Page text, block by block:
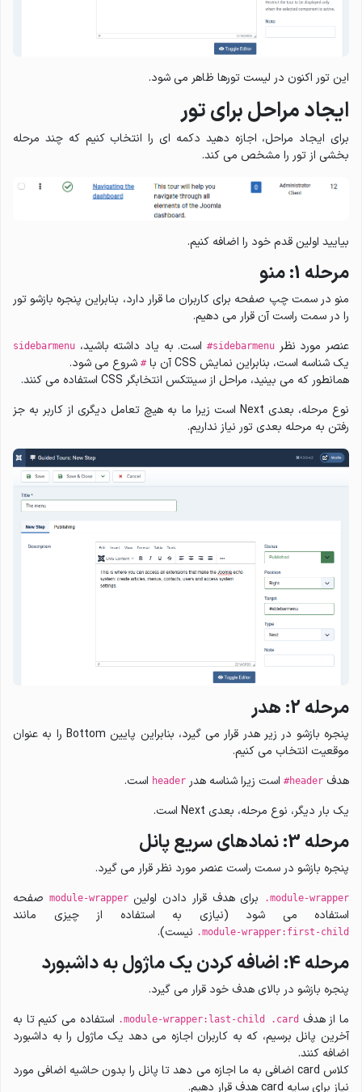
این تور اکنون در لیست تورها ظاهر می شود.
ایجاد مراحل برای تور
برای ایجاد مراحل، اجازه دهید دکمه ای را انتخاب کنیم که چند مرحله
بخشی از تور را مشخص می کند.
بیایید اولین قدم خود را اضافه کنیم.
مرحله 1: منو
منو در سمت چپ صفحه برای کاربران ما قرار دارد، بنابراین پنجره بازشو تور
را در سمت راست آن قرار می دهیم.
عنصر مورد نظر #sidebarmenu است. به یاد داشته باشید، sidebarmenu
یک شناسه است، بنابراین نمایش CSS آن با # شروع می شود.
همانطور که می بینید، مراحل از سینتکس انتخابگر CSS استفاده می کنند.
نوع مرحله، بعدی Next است زیرا ما به هیچ تعامل دیگری از کاربر به جز
رفتن به مرحله بعدی تور نیاز نداریم.
مرحله 2: هدر
پنجره بازشو در زیر هدر قرار می گیرد، بنابراین پایین Bottom را به عنوان
موقعیت انتخاب می کنیم.
هدف #header است زیرا شناسه هدر header است.
یک بار دیگر، نوع مرحله، بعدی Next است.
مرحله 3: نمادهای سریع پانل
پنجره بازشو در سمت راست عنصر مورد نظر قرار می گیرد.
.module-wrapper برای هدف قرار دادن اولینmodule-wrapper صفحه
استفاده می شود (نیازی به استفاده از چیزی مانند
.module-wrapper:first-child نیست).
مرحله 4: اضافه کردن یک ماژول به داشبورد
پنجره بازشو در بالای هدف خود قرار می گیرد.
ما از هدف .module-wrapper:last-child .card استفاده می کنیم تا به
آخرین پانل برسیم، که به کاربران اجازه می دهد یک ماژول را به داشبورد
اضافه کنند.
کلاس card اضافی به ما اجازه می دهد تا پانل را بدون حاشیه اضافی مورد
نیاز برای سایه card هدف قرار دهیم.